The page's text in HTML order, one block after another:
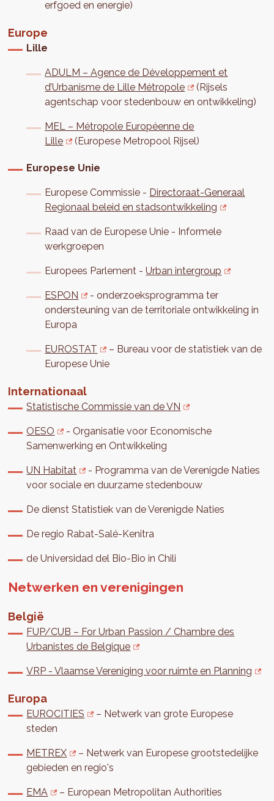
erfgoed en energie)
Europe
Lille
ADULM – Agence de Développement et
d’Urbanisme de Lille Métropole
(Rijsels
agentschap voor stedenbouw en ontwikkeling)
MEL – Métropole Européenne de
Lille
(Europese Metropool Rijsel)
Europese Unie
Europese Commissie - Directoraat-Generaal
Regionaal beleid en stadsontwikkeling
Raad van de Europese Unie - Informele
werkgroepen
Europees Parlement -Urban intergroup
ESPON
- onderzoeksprogramma ter
ondersteuning van de territoriale ontwikkeling in
Europa
EUROSTAT
– Bureau voor de statistiek van de
Europese Unie
Internationaal
Statistische Commissie van de VN
OESO
- Organisatie voor Economische
Samenwerking en Ontwikkeling
UN Habitat
- Programma van de Verenigde Naties
voor sociale en duurzame stedenbouw
De dienst Statistiek van de Verenigde Naties
De regio Rabat-Salé-Kenitra
de Universidad del Bio-Bio in Chili
Netwerken en verenigingen
België
FUP/CUB – For Urban Passion / Chambre des
Urbanistes de Belgique
VRP - Vlaamse Vereniging voor ruimte en Planning
Europa
EUROCITIES
– Netwerk van grote Europese
steden
METREX
– Netwerk van Europese grootstedelijke
gebieden en regio's
EMA – European Metropolitan Authorities